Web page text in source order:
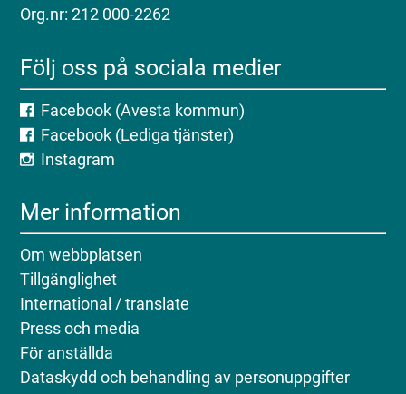
Org.nr: 212 000-2262
Följ oss på sociala medier
Facebook (Avesta kommun)
Facebook (Lediga tjänster)
Instagram
Mer information
Om webbplatsen
Tillgänglighet
International / translate
Press och media
För anställda
Dataskydd och behandling av personuppgifter